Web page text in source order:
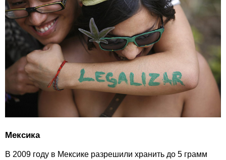
Мексика
В 2009 году в Мексике разрешили хранить до 5 грамм